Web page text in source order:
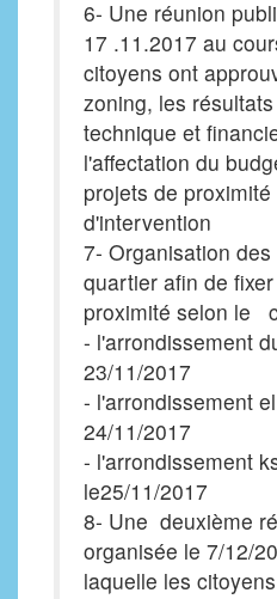
6- Une réunion
17 .11.2017 au
citoyens ont
zoning, les
technique et
l'affectation du
projets de
d'intervention
7- Organisation
quartier afin de
proximité selon le
- l'arrondissement
23/11/2017
- l'arrondissement
24/11/2017
- l'arrondissement
le25/11/2017
8- Une deuxième
organisée le 7/12/
laquelle les